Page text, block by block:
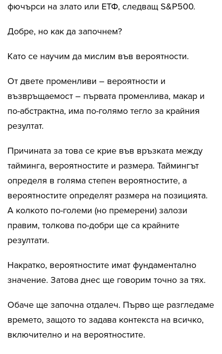
фючърси на злато или ЕТФ, следващ S&P500.
Добре, но как да започнем?
Като се научим да мислим във вероятности.
От двете променливи – вероятности и
възвръщаемост – първата променлива, макар и
по-абстрактна, има по-голямо тегло за крайния
резултат.
Причината за това се крие във връзката между
тайминга, вероятностите и размера. Таймингът
определя в голяма степен вероятностите, а
вероятностите определят размера на позицията.
А колкото по-големи (но премерени) залози
правим, толкова по-добри ще са крайните
резултати.
Накратко, вероятностите имат фундаментално
значение. Затова днес ще говорим точно за тях.
Обаче ще започна отдалеч. Първо ще разгледаме
времето, защото то задава контекста на всичко,
включително и на вероятностите.